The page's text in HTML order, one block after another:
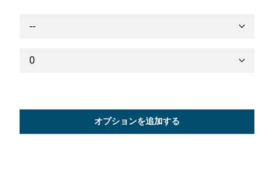
オプションを追加する